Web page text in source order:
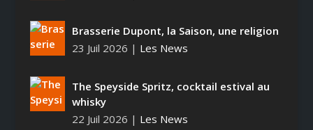
Brasserie Dupont, la Saison, une religion
23 Juil 2026 | Les News
The Speyside Spritz, cocktail estival au
whisky
22 Juil 2026 | Les News